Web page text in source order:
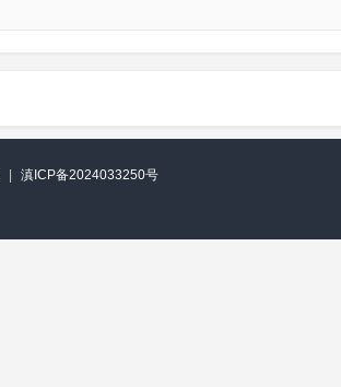
滇ICP备2024033250号